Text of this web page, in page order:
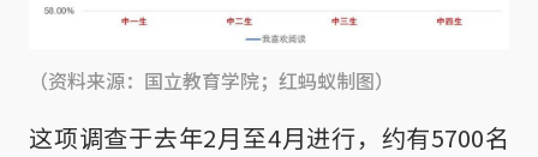
（资料来源：国立教育学院；红蚂蚁制图）
这项调查于去年2月至4月进行，约有5700名